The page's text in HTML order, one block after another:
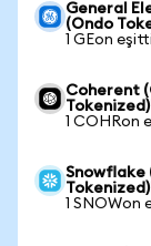
General
(Ondo
1 GEon
Coherent
1 COHRon
Snowflake
1 SNOWon